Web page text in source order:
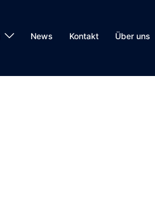
News Kontakt Über uns